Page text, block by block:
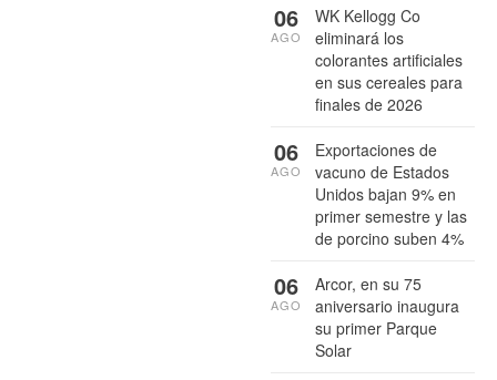
WK Kellogg Co
eliminará los
colorantes artificiales
en sus cereales para
finales de 2026
06
AGO
Exportaciones de
vacuno de Estados
Unidos bajan 9% en
primer semestre y las
de porcino suben 4%
06
AGO
Arcor, en su 75
aniversario inaugura
su primer Parque
Solar
06
AGO